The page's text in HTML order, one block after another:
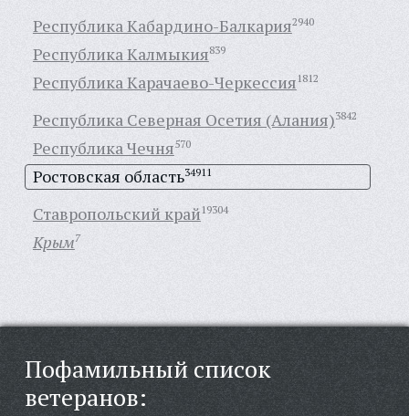
Республика Кабардино-Балкария2940
Республика Калмыкия839
Республика Карачаево-Черкессия1812
Республика Северная Осетия (Алания)3842
Республика Чечня570
Ростовская область34911
Ставропольский край19304
Крым7
Пофамильный список
ветеранов: